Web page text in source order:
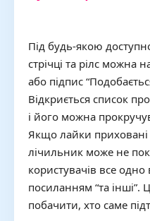
Під будь-якою
стрічці та рілс можна
або підпис
Відкриється список
і його можна
Якщо лайки
лічильник може не
користувачів все одно
посиланням “та інші”.
побачити, хто саме